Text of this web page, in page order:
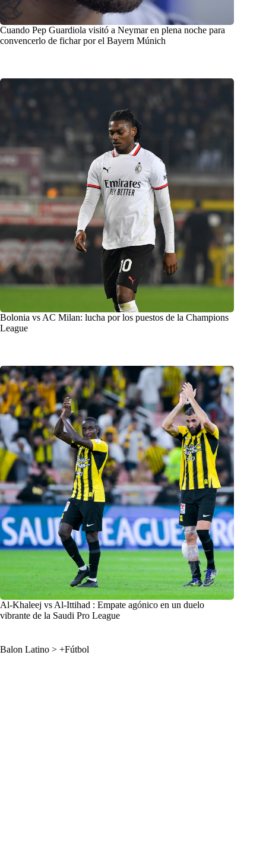
Cuando Pep Guardiola visitó a Neymar en plena noche para
convencerlo de fichar por el Bayern Múnich
Bolonia vs AC Milan: lucha por los puestos de la Champions
League
Al-Khaleej vs Al-Ittihad : Empate agónico en un duelo
vibrante de la Saudi Pro League
Balon Latino > +Fútbol